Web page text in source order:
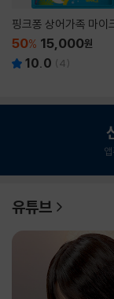
핑크퐁 상어가족 마이
50% 15,000원
10.0 (4)
유튜브